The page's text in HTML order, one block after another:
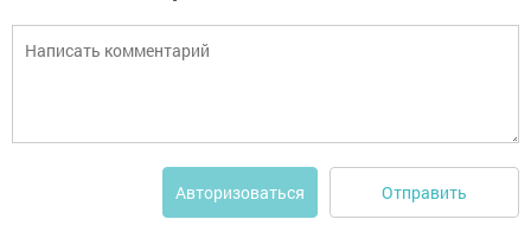
Авторизоваться Отправить